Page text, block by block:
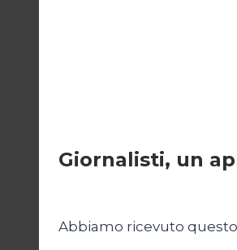
Giornalisti, un
Abbiamo ricevuto